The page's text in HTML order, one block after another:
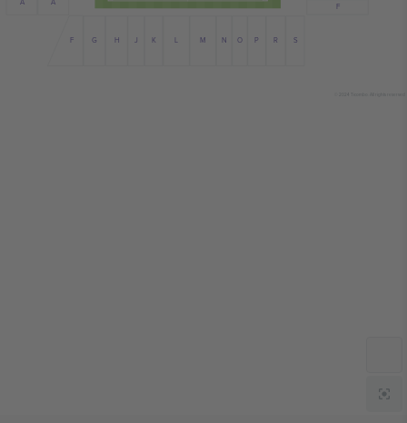
F
S
R
P
O
N
M
L
K
J
H
G
F